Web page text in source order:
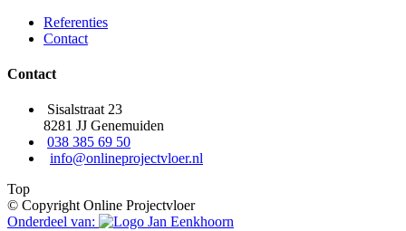
Referenties
Contact
Contact
Sisalstraat 23
8281 JJ Genemuiden
038 385 69 50
info@onlineprojectvloer.nl
Top
© Copyright Online Projectvloer
Onderdeel van: